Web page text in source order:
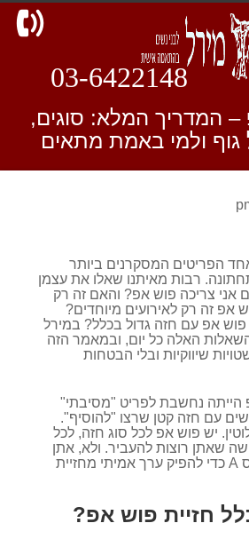
d
03-6422148
– המדריך המלא: סוגים,
ולמי באמת מתאים
הפריטים המסקרנים ביותר
רבות מאיתנו שאלו את עצמן
אני צריכה פוש אפ? והאם זה רק
אפ זה רק לאירועים מיוחדים?
אפ עם חזה גדול בכלל? במירל
האלה כל יום, ובמאמר הזה
שיווקיות ובלי הבטחות
הייתה נחשבת לפריט "מסיבתי"
עם חזה קטן שרצו "להוסיף".
יש פוש אפ לכל סוג חזה, לכל
שאתן רוצות להעביר. ולא, אתן
לא צריכות להיות כוס A כדי להפיק ערך אמיתי מחזיית
חזיית פוש אפ?